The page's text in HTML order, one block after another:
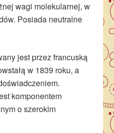
wagi molekularnej, w
Posiada neutralne
jest przez francuską
w 1839 roku, a
komponentem
o szerokim